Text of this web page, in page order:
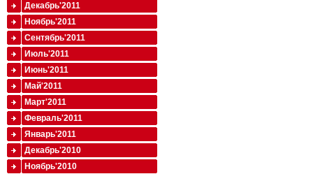
Декабрь'2011
Ноябрь'2011
Сентябрь'2011
Июль'2011
Июнь'2011
Май'2011
Март'2011
Февраль'2011
Январь'2011
Декабрь'2010
Ноябрь'2010